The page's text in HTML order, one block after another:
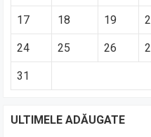
17 18 19
24 25 26
31
ULTIMELE ADĂUGATE